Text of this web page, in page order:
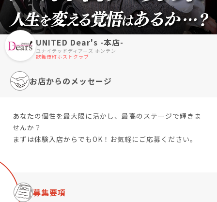
UNITED Dear's -本店-
ユナイテッドディアーズ ホンテン
歌舞伎町ホストクラブ
お店からのメッセージ
あなたの個性を最大限に活かし、最高のステージで輝きま
せんか？
まずは体験入店からでもOK！お気軽にご応募ください。
募集要項